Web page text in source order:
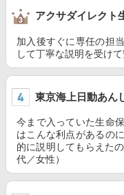
アクサダイレクト
加入後すぐに専任の担
して丁寧な説明を受け
東京海上日動あん
今まで入っていた生命
はこんな利点があるの
的に説明してもらえた
代／女性）